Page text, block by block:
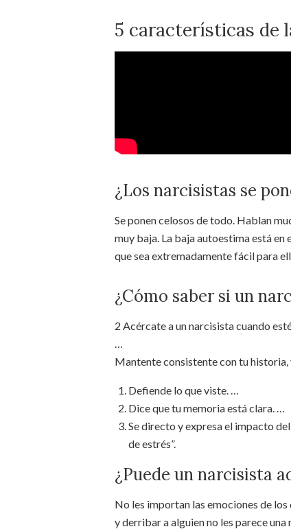
5 características de
¿Los narcisistas se
Se ponen celosos de todo. Hablan
muy baja. La baja autoestima está en
que sea extremadamente fácil para
¿Cómo saber si un
2 Acércate a un narcisista cuando
…
Mantente consistente con tu historia,
Defiende lo que viste. …
Dice que tu memoria está clara. …
Se directo y expresa el impacto
de estrés”.
¿Puede un narcisista
No les importan las emociones de
y derribar a alguien no les parece